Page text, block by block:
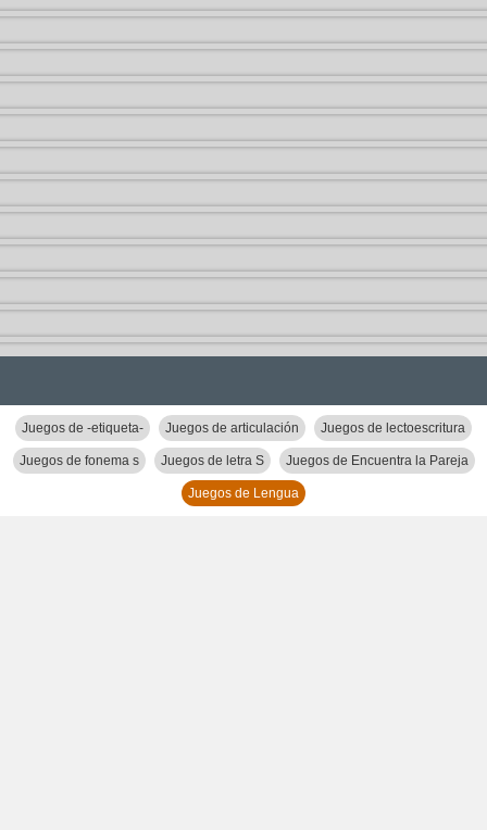
Juegos de -etiqueta- Juegos de articulación Juegos de lectoescritura
Juegos de fonema s Juegos de letra S Juegos de Encuentra la Pareja
Juegos de Lengua